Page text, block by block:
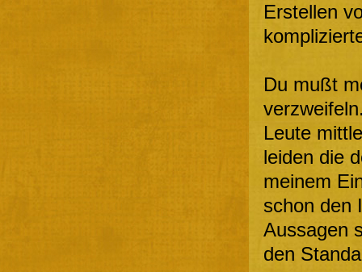
Erstellen
Du mußt
Leute
leiden die
meinem
schon den
Aussagen
den